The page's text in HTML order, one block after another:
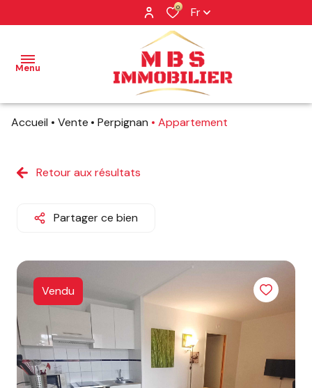
0 Fr
Menu
NOS
VENDUS
AGENCE
ESTIMATION
CONTACT
Accueil Vente Perpignan Appartement
Retour aux résultats
Partager ce bien
Vendu